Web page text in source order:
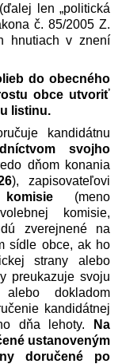
len „politická
č. 85/2005 Z.
hnutiach v znení
do obecného
obce utvoriť
listinu.
kandidátnu
svojho
dňom konania
), zapisovateľovi
(meno
komisie,
zverejnené na
sídle obce, ak ho
strany alebo
preukazuje svoju
alebo dokladom
kandidátnej
dňa lehoty.
Na
ustanoveným
doručené po